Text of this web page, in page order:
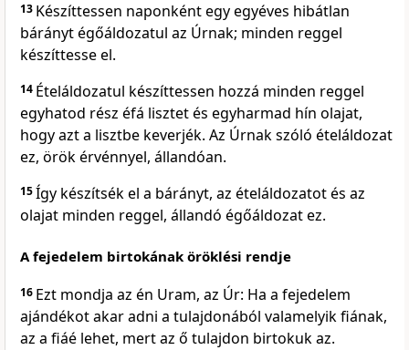
13 Készíttessen naponként egy egyéves hibátlan
bárányt égőáldozatul az Úrnak; minden reggel
készíttesse el.
14 Ételáldozatul készíttessen hozzá minden reggel
egyhatod rész éfá lisztet és egyharmad hín olajat,
hogy azt a lisztbe keverjék. Az Úrnak szóló ételáldozat
ez, örök érvénnyel, állandóan.
15Így készítsék el a bárányt, az ételáldozatot és az
olajat minden reggel, állandó égőáldozat ez.
A fejedelem birtokának öröklési rendje
16 Ezt mondja az én Uram, az Úr: Ha a fejedelem
ajándékot akar adni a tulajdonából valamelyik fiának,
az a fiáé lehet, mert az ő tulajdon birtokuk az.